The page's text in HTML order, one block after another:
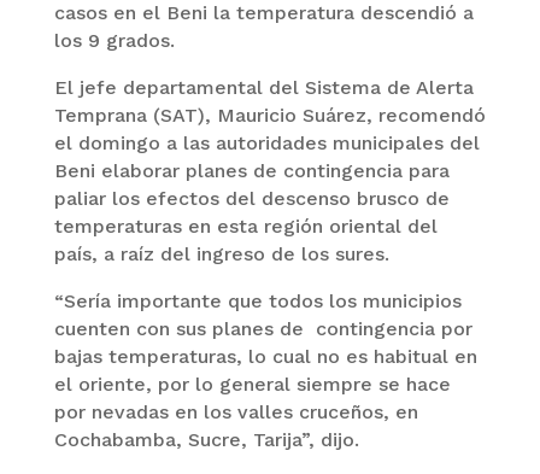
casos en el Beni la temperatura descendió a
los 9 grados.
El jefe departamental del Sistema de Alerta
Temprana (SAT), Mauricio Suárez, recomendó
el domingo a las autoridades municipales del
Beni elaborar planes de contingencia para
paliar los efectos del descenso brusco de
temperaturas en esta región oriental del
país, a raíz del ingreso de los sures.
“Sería importante que todos los municipios
cuenten con sus planes de contingencia por
bajas temperaturas, lo cual no es habitual en
el oriente, por lo general siempre se hace
por nevadas en los valles cruceños, en
Cochabamba, Sucre, Tarija”, dijo.